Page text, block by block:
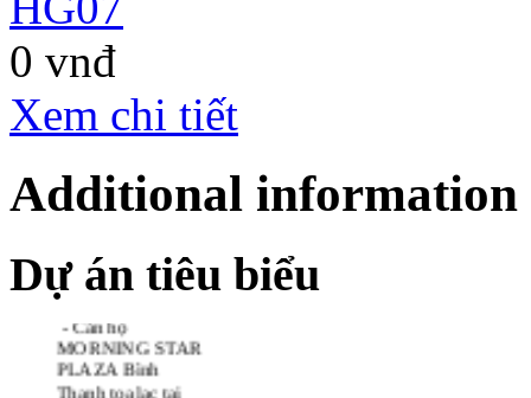
0 vnđ
Xem chi tiết
Additional information
Dự án tiêu biểu